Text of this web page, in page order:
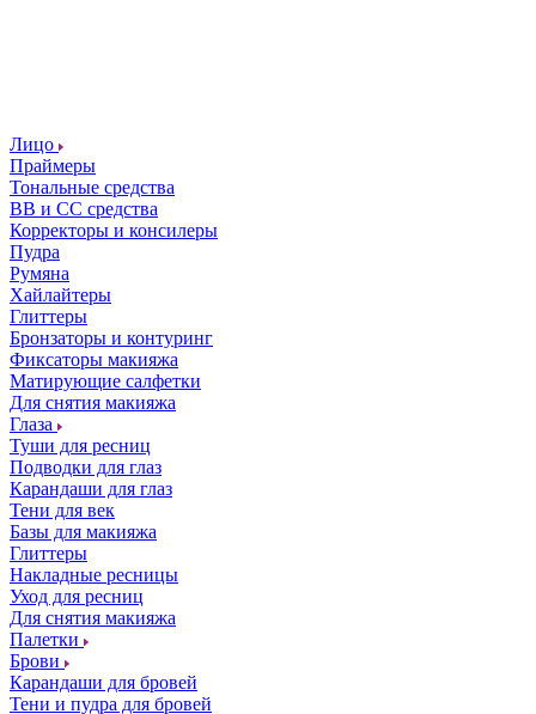
Лицо
Праймеры
Тональные средства
ВВ и СС средства
Корректоры и консилеры
Пудра
Румяна
Хайлайтеры
Глиттеры
Бронзаторы и контуринг
Фиксаторы макияжа
Матирующие салфетки
Для снятия макияжа
Глаза
Туши для ресниц
Подводки для глаз
Карандаши для глаз
Тени для век
Базы для макияжа
Глиттеры
Накладные ресницы
Уход для ресниц
Для снятия макияжа
Палетки
Брови
Карандаши для бровей
Тени и пудра для бровей